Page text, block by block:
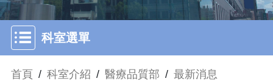
科室選單
首頁 / 科室介紹 / 醫療品質部 / 最新消息